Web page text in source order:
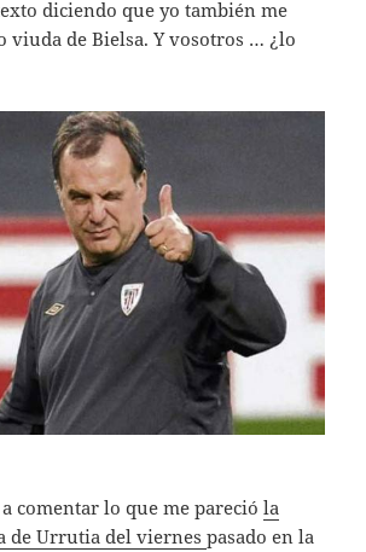
diciendo que yo también me
viuda de Bielsa. Y vosotros … ¿lo
comentar lo que me parecióla
de Urrutia del viernespasado en la